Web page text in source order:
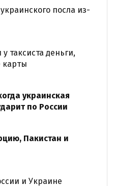
посла из-
таксиста деньги,
карты
украинская
по России
Пакистан и
и Украине